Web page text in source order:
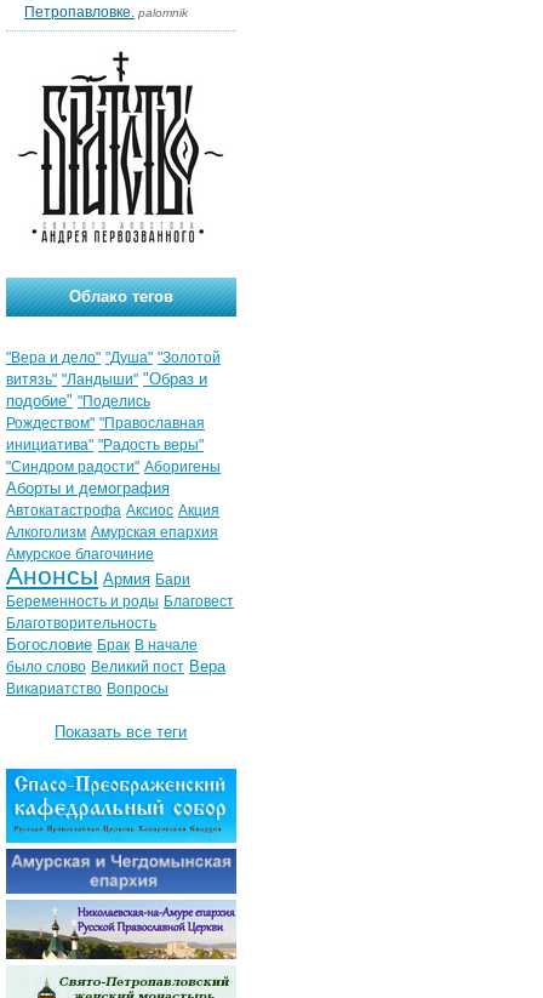
Петропавловке. palomnik
Облако тегов
"Вера и дело" "Душа" "Золотой
витязь" "Ландыши" "Образ и
подобие" "Поделись
Рождеством" "Православная
инициатива" "Радость веры"
"Синдром радости" Аборигены
Аборты и демография
Автокатастрофа Аксиос Акция
Алкоголизм Амурская епархия
Амурское благочиние
Анонсы Армия Бари
Беременность и роды Благовест
Благотворительность
Богословие Брак В начале
было слово Великий пост Вера
Викариатство Вопросы
Показать все теги